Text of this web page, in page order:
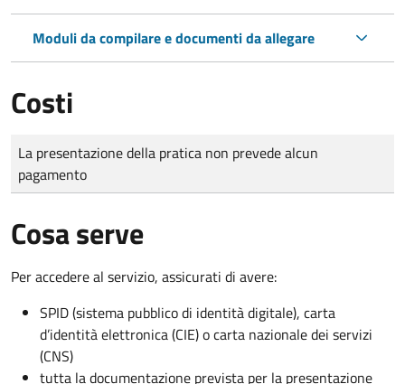
Moduli da compilare e documenti da allegare
Costi
Tipo di pagamento
Importo
La presentazione della pratica non prevede alcun
pagamento
Cosa serve
Per accedere al servizio, assicurati di avere:
SPID (sistema pubblico di identità digitale), carta
d’identità elettronica (CIE) o carta nazionale dei servizi
(CNS)
tutta la documentazione prevista per la presentazione